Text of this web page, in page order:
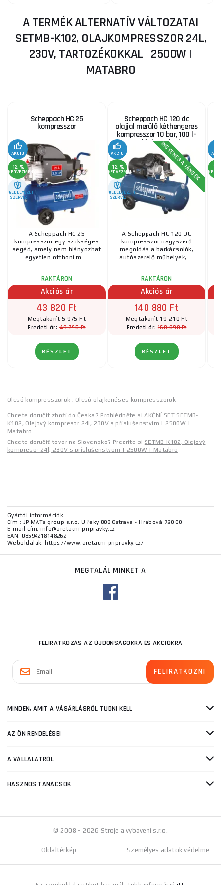
A TERMÉK ALTERNATÍV VÁLTOZATAI
SETMB-K102, OLAJKOMPRESSZOR 24L,
230V, TARTOZÉKOKKAL | 2500W |
MATABRO
Scheppach HC 25
kompresszor
AKCIÓ
-12 %
KEDVEZMÉNY
ENGEDÉLYEZETT
SZERVIZ
A Scheppach HC 25
kompresszor egy szükséges
segéd, amely nem hiányozhat
egyetlen otthoni m ...
RAKTÁRON
Akciós ár
43 820 Ft
Megtakarít 5 975 Ft
Eredeti ár:49 795 Ft
RÉSZLET
Scheppach HC 120 dc
olajjal merülő kéthengeres
kompresszor 10 bar, 100 l-
es légkamrával
AKCIÓ
-12 %
KEDVEZMÉNY
ENGEDÉLYEZETT
SZERVIZ
INGYENES AJÁNDÉK
A Scheppach HC 120 DC
kompresszor nagyszerű
megoldás a barkácsolók,
autószerelő műhelyek, ...
RAKTÁRON
Akciós ár
140 880 Ft
Megtakarít 19 210 Ft
Eredeti ár: 160 090 Ft
RÉSZLET
-3
Olcsó kompresszorok, Olcsó olajkenéses kompresszorok
Chcete doručit zboží do Česka? Prohlédněte siAKČNÍ SET SETMB-
K102, Olejový kompresor 24l, 230V s příslušenstvím | 2500W |
Matabro
Chcete doručiť tovar na Slovensko? Prezrite si SETMB-K102, Olejový
kompresor 24l, 230V s príslušenstvom | 2500W | Matabro
Gyártói információk
Cím : JP MATs group s.r.o. U řeky 808 Ostrava - Hrabová 720 00
E-mail cím: info@aretacni-pripravky.cz
EAN: 08594218148262
Weboldalak: https://www.aretacni-pripravky.cz/
MEGTALÁL MINKET A
FELIRATKOZÁS AZ ÚJDONSÁGOKRA ÉS AKCIÓKRA
MINDEN, AMIT A VÁSÁRLÁSRÓL TUDNI KELL
AZ ÖN RENDELÉSEI
A VÁLLALATRÓL
HASZNOS TANÁCSOK
© 2008 - 2026 Stroje a vybavení s.r.o.
Oldaltérkép Személyes adatok védelme